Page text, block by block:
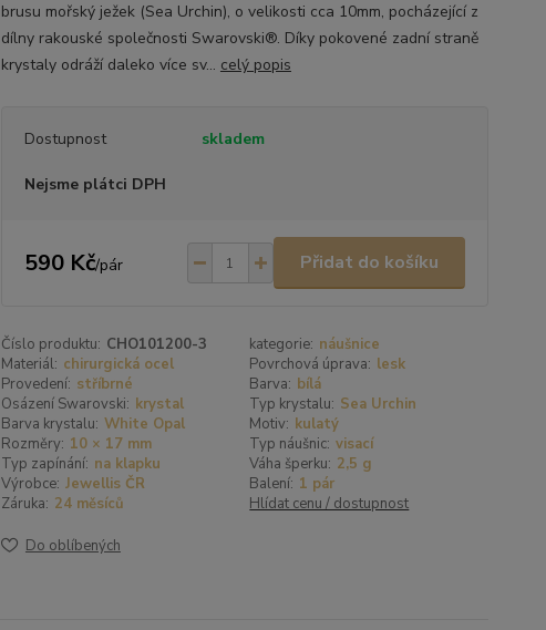
brusu mořský ježek (Sea Urchin), o velikosti cca 10mm, pocházející z
dílny rakouské společnosti Swarovski®. Díky pokovené zadní straně
krystaly odráží daleko více sv... celý popis
Dostupnost skladem
Nejsme plátci DPH
590 Kč/pár Přidat do košíku
Číslo produktu: CHO101200-3 kategorie: náušnice
Materiál: chirurgická ocel Povrchová úprava: lesk
Provedení: stříbrné Barva: bílá
Osázení Swarovski: krystal Typ krystalu: Sea Urchin
Barva krystalu: White Opal Motiv: kulatý
Rozměry: 10 × 17 mm Typ náušnic: visací
Typ zapínání: na klapku Váha šperku: 2,5 g
Výrobce: Jewellis ČR Balení: 1 pár
Záruka: 24 měsíců Hlídat cenu / dostupnost
Do oblíbených